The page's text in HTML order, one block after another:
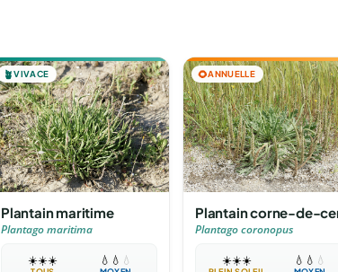
🪴VIVACE
Plantain maritime
Plantago maritima
☀️☀️☀️ 💧 💧 💧
🌻ANNUELLE
Plantain corne-de-
Plantago coronopus
☀️☀️☀️ 💧 💧 💧